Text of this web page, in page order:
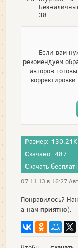
38.
Если вам
рекомендуем
авторов
Размер: 130.21K
Скачано: 487
Скачать
07.11.13 в 16:27
Понравилось?
а нам приятно).